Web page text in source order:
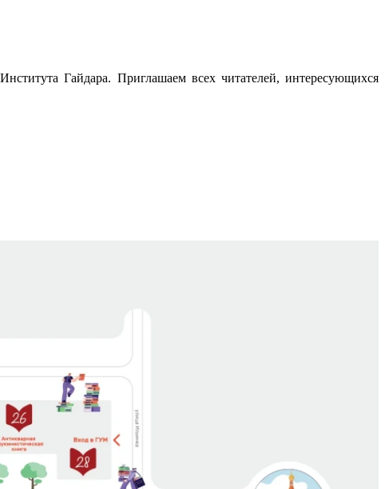
Гайдара. Приглашаем всех читателей, интересующихся